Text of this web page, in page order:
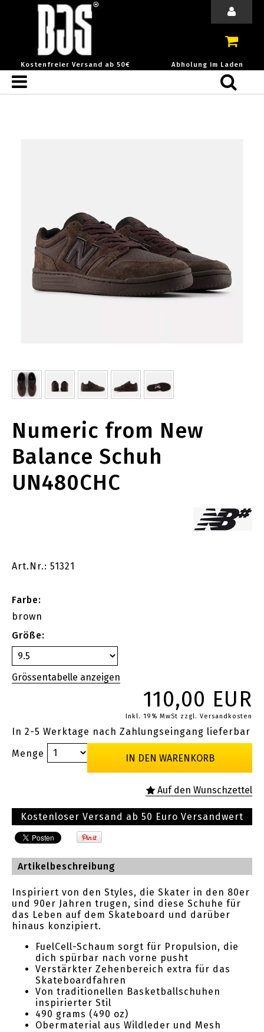
Kostenfreier Versand ab 50€ Abholung im Laden
Numeric from New
Balance Schuh
UN480CHC
Art.Nr.: 51321
Farbe:
brown
Größe:
110,00 EUR
Inkl. 19% MwSt zzgl. Versandkosten
In 2-5 Werktage nach Zahlungseingang lieferbar
Menge
Kostenloser Versand ab 50 Euro Versandwert
Artikelbeschreibung
Inspiriert von den Styles, die Skater in den 80er
und 90er Jahren trugen, sind diese Schuhe für
das Leben auf dem Skateboard und darüber
hinaus konzipiert.
FuelCell-Schaum sorgt für Propulsion, die
dich spürbar nach vorne pusht
Verstärkter Zehenbereich extra für das
Skateboardfahren
Von traditionellen Basketballschuhen
inspirierter Stil
490 grams (490 oz)
Obermaterial aus Wildleder und Mesh